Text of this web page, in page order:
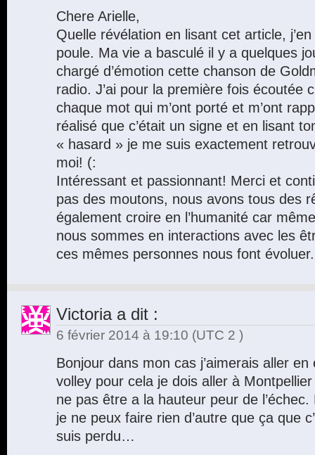
Chere Arielle,
Quelle révélation en lisant cet article,
poule. Ma vie a basculé il y a quelques
chargé d’émotion cette chanson de
radio. J’ai pour la première fois écoutée
chaque mot qui m’ont porté et m’ont
réalisé que c’était un signe et en lisant
« hasard » je me suis exactement
moi! (:
Intéressant et passionnant! Merci et
pas des moutons, nous avons tous des
également croire en l’humanité car
nous sommes en interactions avec les
ces mêmes personnes nous font
Victoriaa dit :
6 février 2014 à 19:10 (UTC 2 )
Bonjour dans mon cas j’aimerais aller
volley pour cela je dois aller à
ne pas être a la hauteur peur de
je ne peux faire rien d’autre que ça que
suis perdu…